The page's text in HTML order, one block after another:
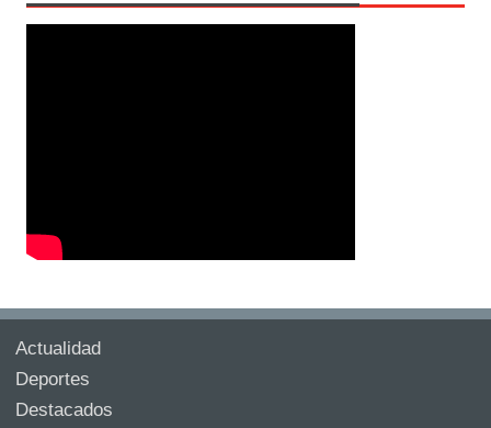
Actualidad
Deportes
Destacados